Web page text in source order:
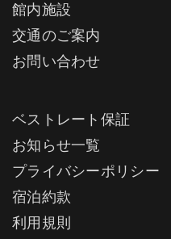
館内施設
交通のご案内
お問い合わせ
ベストレート保証
お知らせ一覧
プライバシーポリシー
宿泊約款
利用規則